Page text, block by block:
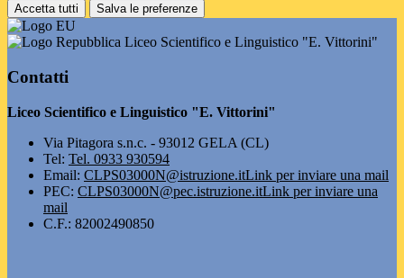
Accetta tutti Salva le preferenze
Liceo Scientifico e Linguistico "E. Vittorini"
Contatti
Liceo Scientifico e Linguistico "E. Vittorini"
Via Pitagora s.n.c. - 93012 GELA (CL)
Tel: Tel. 0933 930594
Email: CLPS03000N@istruzione.itLink per inviare una mail
PEC: CLPS03000N@pec.istruzione.itLink per inviare una
mail
C.F.: 82002490850